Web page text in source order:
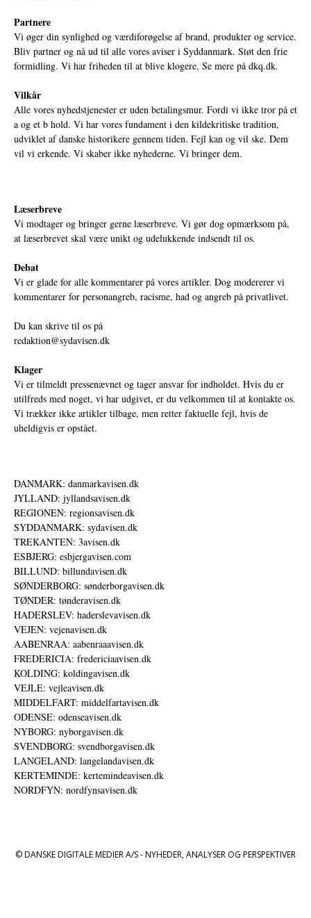
Partnere
Vi øger din synlighed og værdiforøgelse af brand, produkter og service.
Bliv partner og nå ud til alle vores aviser i Syddanmark. Støt den frie
formidling. Vi har friheden til at blive klogere. Se mere på dkq.dk.
Vilkår
Alle vores nyhedstjenester er uden betalingsmur. Fordi vi ikke tror på et
a og et b hold. Vi har vores fundament i den kildekritiske tradition,
udviklet af danske historikere gennem tiden. Fejl kan og vil ske. Dem
vil vi erkende. Vi skaber ikke nyhederne. Vi bringer dem.
Læserbreve
Vi modtager og bringer gerne læserbreve. Vi gør dog opmærksom på,
at læserbrevet skal være unikt og udelukkende indsendt til os.
Debat
Vi er glade for alle kommentarer på vores artikler. Dog modererer vi
kommentarer for personangreb, racisme, had og angreb på privatlivet.
Du kan skrive til os på
redaktion@sydavisen.dk
Klager
Vi er tilmeldt pressenævnet og tager ansvar for indholdet. Hvis du er
utilfreds med noget, vi har udgivet, er du velkommen til at kontakte os.
Vi trækker ikke artikler tilbage, men retter faktuelle fejl, hvis de
uheldigvis er opstået.
DANMARK: danmarkavisen.dk
JYLLAND: jyllandsavisen.dk
REGIONEN: regionsavisen.dk
SYDDANMARK: sydavisen.dk
TREKANTEN: 3avisen.dk
ESBJERG: esbjergavisen.com
BILLUND: billundavisen.dk
SØNDERBORG: sønderborgavisen.dk
TØNDER: tønderavisen.dk
HADERSLEV: haderslevavisen.dk
VEJEN: vejenavisen.dk
AABENRAA: aabenraaavisen.dk
FREDERICIA: fredericiaavisen.dk
KOLDING: koldingavisen.dk
VEJLE: vejleavisen.dk
MIDDELFART: middelfartavisen.dk
ODENSE: odenseavisen.dk
NYBORG: nyborgavisen.dk
SVENDBORG: svendborgavisen.dk
LANGELAND: langelandavisen.dk
KERTEMINDE: kertemindeavisen.dk
NORDFYN: nordfynsavisen.dk
© DANSKE DIGITALE MEDIER A/S - NYHEDER, ANALYSER OG PERSPEKTIVER